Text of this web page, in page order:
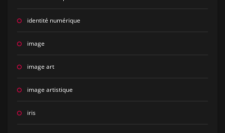
identité numérique
image
image art
image artistique
iris